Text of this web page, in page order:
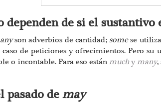
dependen de si el sustantivo
anyson adverbios de cantidad;somese
de peticiones y ofrecimientos. Pero
o incontable. Para eso estánmuchymany
pasado demay